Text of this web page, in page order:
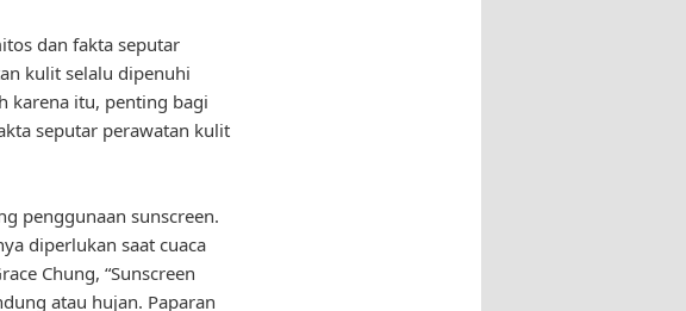
dan fakta seputar
kulit selalu dipenuhi
karena itu, penting bagi
seputar perawatan kulit
penggunaan sunscreen.
diperlukan saat cuaca
Chung, “Sunscreen
atau hujan. Paparan